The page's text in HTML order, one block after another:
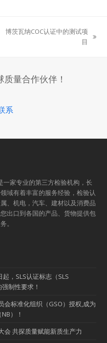
博茨瓦纳COC认证中的测试项
目
量合作伙伴！
系
家专业的第三方检验机构，长
域有着丰富的服务经验，检验认
、机电，汽车、建材以及消费品
出口到各国的产品、货物提供包
。
，SLS认证标志（SLS
制性要求！
会标准化组织（GSO）授权,成为
）！
会 共探质量赋能新质生产力